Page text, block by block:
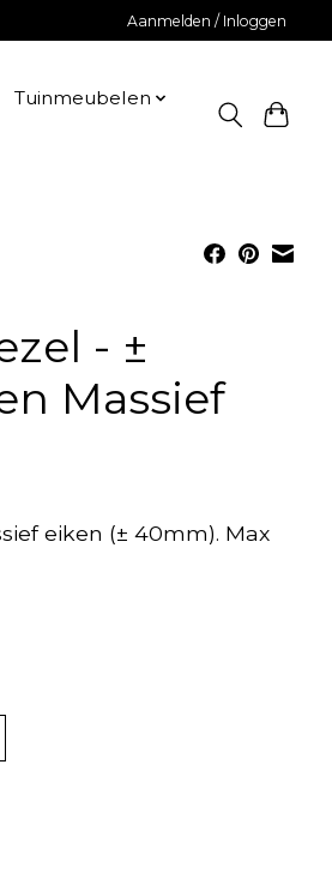
Aanmelden / Inloggen
Tuinmeubelen
- ±
Massief
eiken (± 40mm). Max
is